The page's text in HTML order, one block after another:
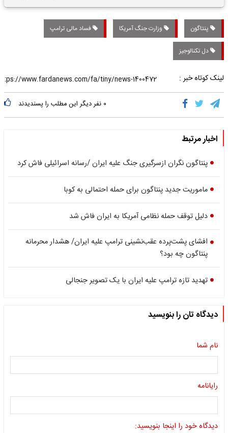
تاریخی واریز خواهد شد؟
پنتاگون وزارت جنگ آمریکا فساد مالی ترامپ
دل تکنالوجیز
لینک کوتاه خبر :
۰ نفر دیگر این مطلب را پسندیدند
اخبار مرتبط
پنتاگون نگران ازسرگیری جنگ علیه ایران /رسانه اسرائیلی فاش کرد
ماموریت جدید پنتاگون برای حمله احتمالی به کوبا
دلیل توقف حمله نظامی آمریکا به ایران فاش شد
افشای پشت‌پرده عقب‌نشینی ترامپ علیه ایران/ هشدار محرمانه
پنتاگون چه بود؟
تهدید تازه ترامپ علیه ایران با یک تصویر جنجالی
دیدگاه تان را بنویسید
نام شما
رایانامه
دیدگاه خود را اینجا بنویسید: